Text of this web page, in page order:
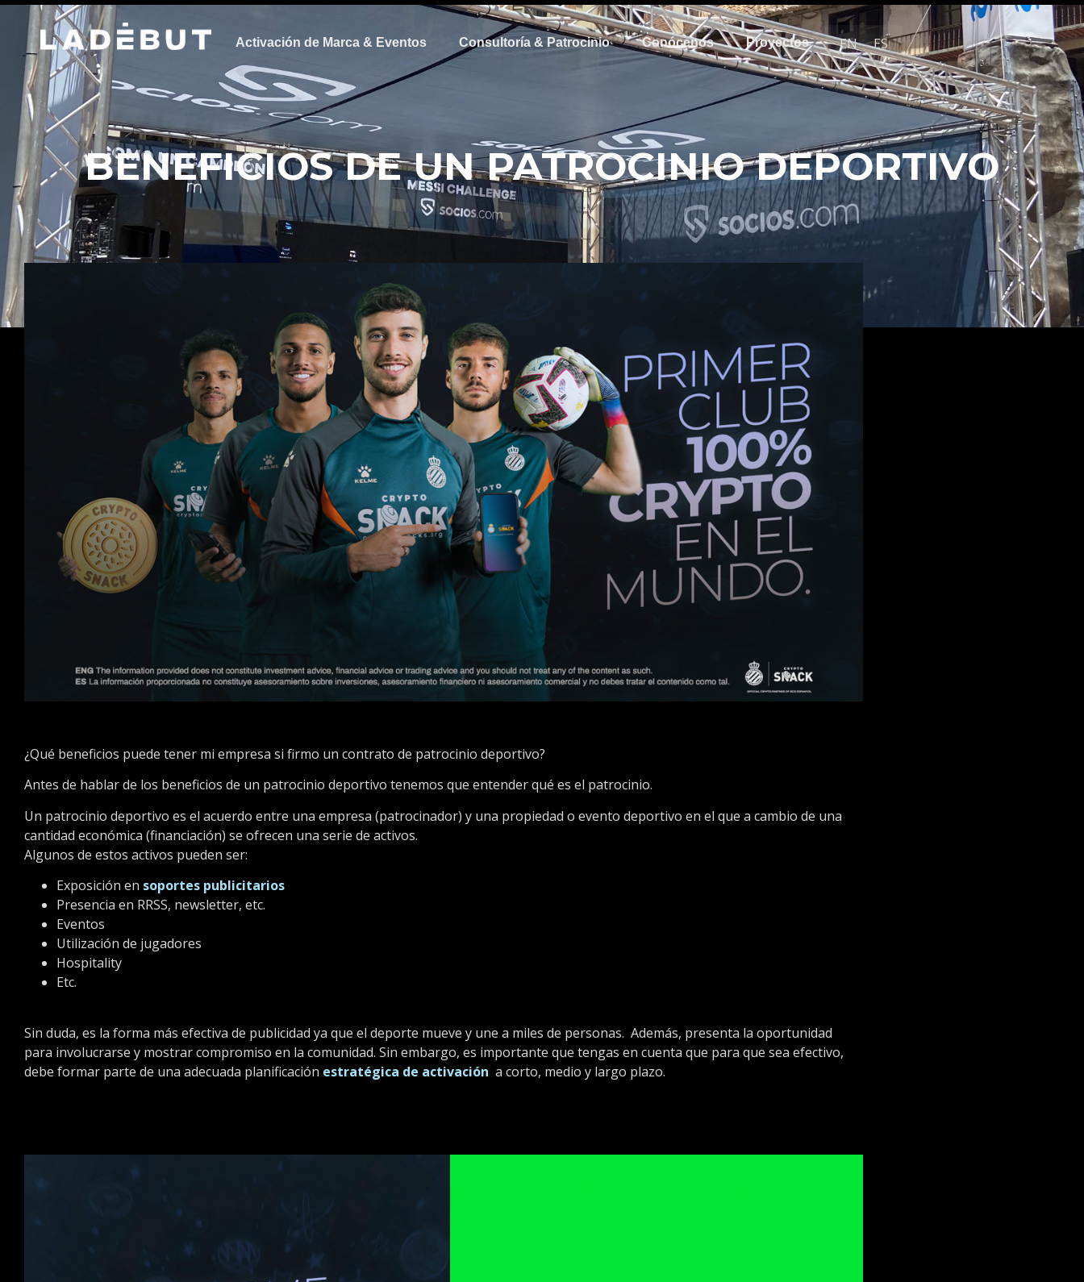
Activación de Marca & Eventos Consultoría & Patrocinio Conócenos Proyectos EN ES
BENEFICIOS DE UN PATROCINIO DEPORTIVO
¿Qué beneficios puede tener mi empresa si firmo un contrato de patrocinio deportivo?
Antes de hablar de los beneficios de un patrocinio deportivo tenemos que entender qué es el patrocinio.
Un patrocinio deportivo es el acuerdo entre una empresa (patrocinador) y una propiedad o evento deportivo en el que a cambio de una
cantidad económica (financiación) se ofrecen una serie de activos.
Algunos de estos activos pueden ser:
Exposición en soportes publicitarios
Presencia en RRSS, newsletter, etc.
Eventos
Utilización de jugadores
Hospitality
Etc.
Sin duda, es la forma más efectiva de publicidad ya que el deporte mueve y une a miles de personas. Además, presenta la oportunidad
para involucrarse y mostrar compromiso en la comunidad. Sin embargo, es importante que tengas en cuenta que para que sea efectivo,
debe formar parte de una adecuada planificación estratégica de activación a corto, medio y largo plazo.